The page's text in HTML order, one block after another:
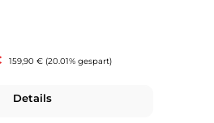
Regulärer Preis:
159,90 € (20.01% gespart)
Details